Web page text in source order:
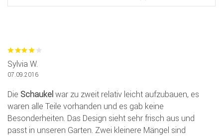
Sylvia W.
07.09.2016
Die Schaukel war zu zweit relativ leicht aufzubauen, es
waren alle Teile vorhanden und es gab keine
Besonderheiten. Das Design sieht sehr frisch aus und
passt in unseren Garten. Zwei kleinere Mängel sind